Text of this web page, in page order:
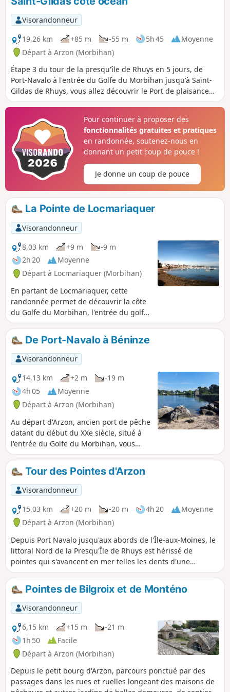
Visorandonneur
19,26 km
+85 m -55 m 5h 45
Moyenne
Départ à Arzon (Morbihan)
Étape 3 du tour de la presqu'île de Rhuys en 5 jours, de
Port-Navalo à l'entrée du Golfe du Morbihan jusqu'à Saint-
Gildas de Rhuys, vous allez découvrir le Port de plaisance
du Crouesty puis la côte et ses belles plages, puis la
l'intérieur des terres vous fera également découvrir les
étangs, les zones de marécages anciennement marais
salants particulièrement riches pour leur biodiversité.
Pour continuer à proposer des
fonctionnalités gratuites et pratiques
en randonnée, soutenez-nous en
donnant un petit coup de pouce !
Je donne un coup de pouce
La Pointe de Locmariaquer
Visorandonneur
8,03 km
+9 m
-9 m
2h 20
Moyenne
Départ à Locmariaquer (Morbihan)
En partant de Locmariaquer, cette
randonnée permet de découvrir la côte
du Golfe du Morbihan, l'entrée du golfe
avec vue sur Port Navalo puis de
poursuivre sur la côte, voire océan. Sur
le parcours, découverte de nombreux
dolmens et sites mégalithiques (célèbre
Table des Marchands). Plusieurs
problèmes sur cette randonnée, voir les
avis
De Port-Navalo à Béninze
Visorandonneur
14,13 km
+2 m
-19 m
4h 05
Moyenne
Départ à Arzon (Morbihan)
Au départ d'Arzon, ancien port de pêche
datant du début du XXe siècle, situé à
l'entrée du Golfe du Morbihan, vous
rejoignez Pen-Castel en passant par une
succession de pointes, de criques et
d’îlots verdoyants. Le sentier épouse au
plus près, toutes courbures de la côte
que l’on a plaisir à suivre pas à pas,
zigzaguant sans répit. Tout le long du
parcours, vous serez ébloui devant la
beauté d’un tel paysage.
Tour des Pointes d'Arzon
Visorandonneur
15,03 km
+20 m -20 m 4h 20
Moyenne
Départ à Arzon (Morbihan)
Depuis Port Navalo jusqu'aux abords de l'Île-aux-Moines, le
littoral Nord de la Presqu'Île de Rhuys est hérissé de
pointes qui s'avancent en mer telles les dents d'une
mâchoire, Avec les îles qui leur font face, ces pointes
viennent déchirer les flots qui entrent ou sortent du Golfe
du Morbihan. Il en résulte un spectacle grandiose lorsque
la puissance de la marée transforme le tranquille plan
d'eau en fleuve puissant. Laissez-vous guider sur le sentier
du littoral et ouvrez grands vos yeux!
Pointes de Bilgroix et de Monténo
Visorandonneur
6,15 km
+15 m
-21 m
1h 50
Facile
Départ à Arzon (Morbihan)
Depuis le petit bourg d'Arzon, parcours ponctué par des
passages dans les rues et ruelles longeant des maisons de